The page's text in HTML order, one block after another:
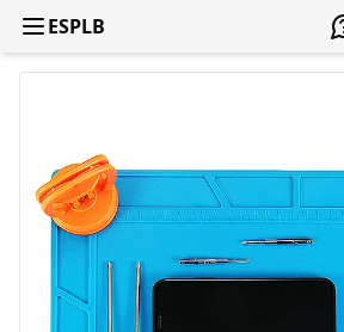
ESPLB